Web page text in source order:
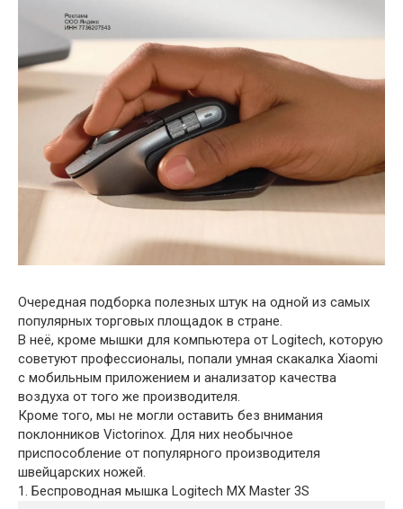
Очередная подборка полезных штук на одной из самых
популярных торговых площадок в стране.
В неё, кроме мышки для компьютера от Logitech, которую
советуют профессионалы, попали умная скакалка Xiaomi
с мобильным приложением и анализатор качества
воздуха от того же производителя.
Кроме того, мы не могли оставить без внимания
поклонников Victorinox. Для них необычное
приспособление от популярного производителя
швейцарских ножей.
1. Беспроводная мышка Logitech MX Master 3S